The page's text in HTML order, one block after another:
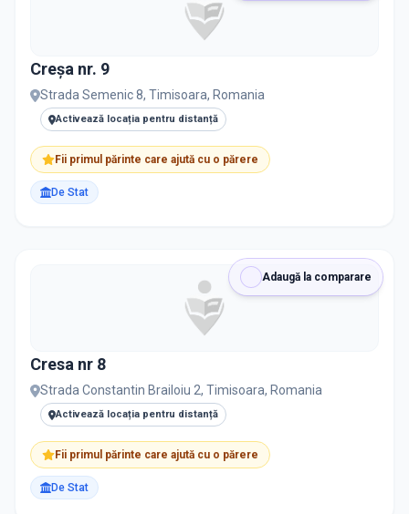
Creșa nr. 9
Strada Semenic 8, Timisoara, Romania
Activează locația pentru distanță
Fii primul părinte care ajută cu o părere
De Stat
Adaugă la comparare
Cresa nr 8
Strada Constantin Brailoiu 2, Timisoara, Romania
Activează locația pentru distanță
Fii primul părinte care ajută cu o părere
De Stat